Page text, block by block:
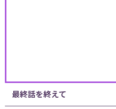
最終話を終えて